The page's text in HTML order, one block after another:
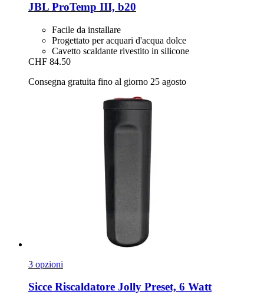
JBL ProTemp III, b20
Facile da installare
Progettato per acquari d'acqua dolce
Cavetto scaldante rivestito in silicone
CHF 84.50
Consegna gratuita fino al giorno 25 agosto
3 opzioni
Sicce Riscaldatore Jolly Preset, 6 Watt